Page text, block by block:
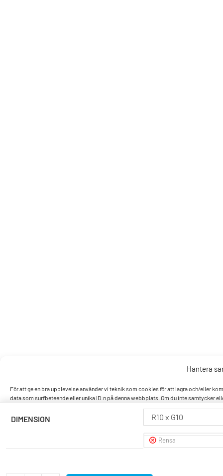
Hantera
För att ge en bra upplevelse använder vi teknik som cookies för att lagra och/eller
data som surfbeteende eller unika ID:n på denna webbplats. Om du inte samtycker
DIMENSION R10 x G10
Rensa